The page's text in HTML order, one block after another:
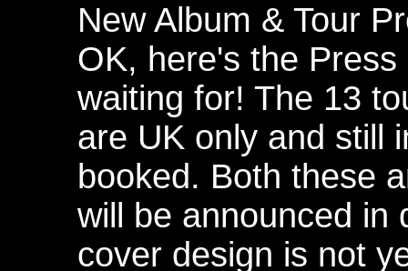
New Album & Tour
OK, here's the
waiting for! The 13
are UK only and still
booked. Both these
will be announced in
cover design is not